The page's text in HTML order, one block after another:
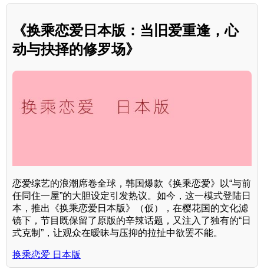
《换乘恋爱日本版：当旧爱重逢，心
动与抉择的修罗场》
恋爱综艺的浪潮席卷全球，韩国爆款《换乘恋爱》以“与前
任同住一屋”的大胆设定引发热议。如今，这一模式登陆日
本，推出《换乘恋爱日本版》（仮），在樱花国的文化滤
镜下，节目既保留了原版的辛辣话题，又注入了独有的“日
式克制”，让观众在暧昧与压抑的拉扯中欲罢不能。
换乘恋爱 日本版